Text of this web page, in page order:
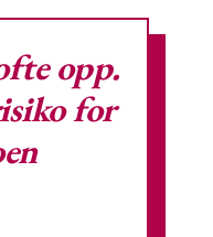
opp.
for